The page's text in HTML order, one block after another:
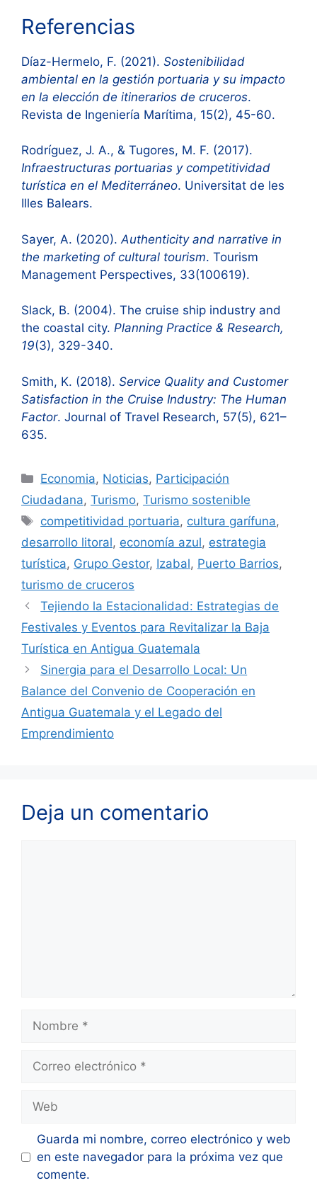
Referencias
Díaz-Hermelo, F. (2021). Sostenibilidad
ambiental en la gestión portuaria y su impacto
en la elección de itinerarios de cruceros.
Revista de Ingeniería Marítima, 15(2), 45-60.
Rodríguez, J. A., & Tugores, M. F. (2017).
Infraestructuras portuarias y competitividad
turística en el Mediterráneo. Universitat de les
Illes Balears.
Sayer, A. (2020). Authenticity and narrative in
the marketing of cultural tourism. Tourism
Management Perspectives, 33(100619).
Slack, B. (2004). The cruise ship industry and
the coastal city. Planning Practice & Research,
19(3), 329-340.
Smith, K. (2018). Service Quality and Customer
Satisfaction in the Cruise Industry: The Human
Factor. Journal of Travel Research, 57(5), 621–
635.
Categorías
Economia, Noticias, Participación
Ciudadana, Turismo, Turismo sostenible
Etiquetas
competitividad portuaria, cultura garífuna,
desarrollo litoral, economía azul, estrategia
turística, Grupo Gestor, Izabal, Puerto Barrios,
turismo de cruceros
Tejiendo la Estacionalidad: Estrategias de
Festivales y Eventos para Revitalizar la Baja
Turística en Antigua Guatemala
Sinergia para el Desarrollo Local: Un
Balance del Convenio de Cooperación en
Antigua Guatemala y el Legado del
Emprendimiento
Deja un comentario
electrónico
Guarda mi nombre, correo electrónico y web
en este navegador para la próxima vez que
comente.